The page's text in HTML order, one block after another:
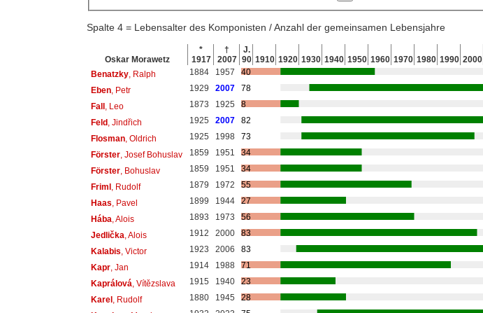
Spalte 4 = Lebensalter des Komponisten / Anzahl der gemeinsamen Lebensjahre
Oskar Morawetz
*
1917
†
2007
J.
90 1910 1920 1930 1940 1950 1960 1970 1980 1990 2000
Benatzky, Ralph 1884 1957
40
Eben, Petr 1929 2007
78
Fall, Leo 1873 1925
8
Feld, Jindřich 1925 2007
82
Flosman, Oldrich 1925 1998
73
Förster, Josef Bohuslav 1859 1951
34
Förster, Bohuslav 1859 1951
34
Friml, Rudolf 1879 1972
55
Haas , Pavel 1899 1944
27
Hába , Alois 1893 1973
56
Jedlička , Alois 1912 2000
83
Kalabis , Victor 1923 2006
83
Kapr, Jan 1914 1988
71
Kaprálová , Vítězslava 1915 1940
23
Karel, Rudolf 1880 1945
28